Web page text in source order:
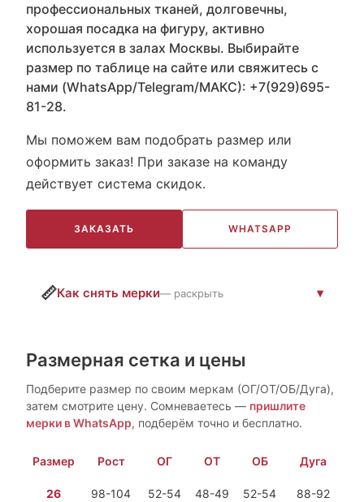
профессиональных тканей, долговечны,
хорошая посадка на фигуру, активно
используется в залах Москвы. Выбирайте
размер по таблице на сайте или свяжитесь с
нами (WhatsApp/Telegram/МАКС): +7(929)695-
81-28.
Мы поможем вам подобрать размер или
оформить заказ! При заказе на команду
действует система скидок.
ЗАКАЗАТЬ WHATSAPP
📏Как снять мерки— раскрыть
Размерная сетка и цены
Подберите размер по своим меркам (ОГ/ОТ/ОБ/Дуга),
затем смотрите цену. Сомневаетесь — пришлите
мерки в WhatsApp, подберём точно и бесплатно.
Размер Рост ОГ ОТ ОБ Дуга
26 98-104 52-54 48-49 52-54 88-92